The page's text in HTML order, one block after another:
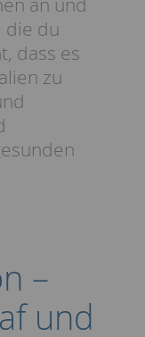
die du
dass es
zu
–
und